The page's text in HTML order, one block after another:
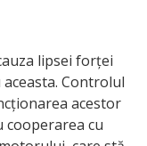
lipsei forței
Controlul
acestor
cooperarea cu